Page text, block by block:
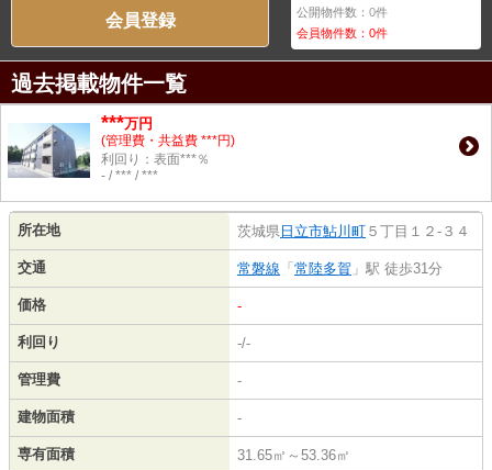
会員登録 公開物件数：0件
会員物件数：0件
過去掲載物件一覧
***万円
(管理費・共益費 ***円)
利回り：表面***％
- / *** / ***
所在地 茨城県 日立市鮎川町 ５丁目１２-３４
交通 常磐線 「 常陸多賀 」駅 徒歩31分
価格 -
利回り -/-
管理費 -
建物面積 -
専有面積 31.65㎡～53.36㎡